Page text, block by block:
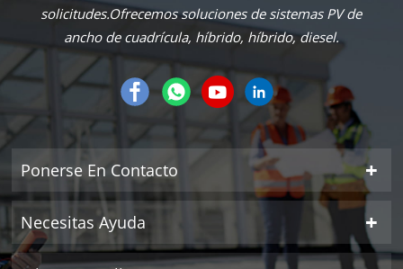
solicitudes.Ofrecemos soluciones de sistemas PV de
ancho de cuadrícula, híbrido, híbrido, diesel.
Ponerse En Contacto
Necesitas Ayuda